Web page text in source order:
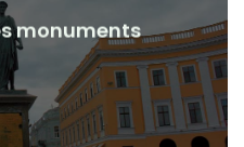
monuments
et après le début de la
détails